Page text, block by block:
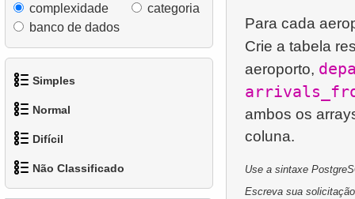
complexidade
categoria
banco de dados
Simples
3.Obtenha a lista de nomes
Normal
usando subconsulta
Difícil
Não Classificado
Para cada
Crie a tabela
aeroporto,
ambos os
Use a sintaxe
Escreva sua